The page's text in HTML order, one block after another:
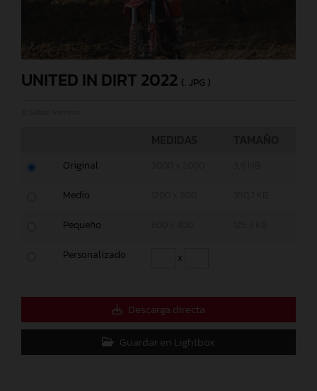
UNITED IN DIRT 2022 (. JPG )
Original
Medio
Pequeño
Personalizado x
Descarga directa
Guardar en Lightbox